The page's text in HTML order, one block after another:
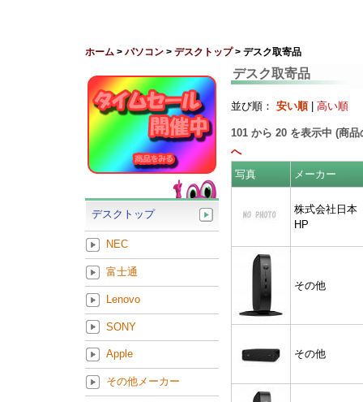
ホーム > パソコン > デスクトップ> デスク取寄品
デスク取寄品
並び順： 安い順| 高い順
101 から 20 を表示中 (商
へ
写真
メーカー
株式会社日本
HP
その他
その他
デスクトップ
NEC
富士通
Lenovo
SONY
Apple
その他メーカー